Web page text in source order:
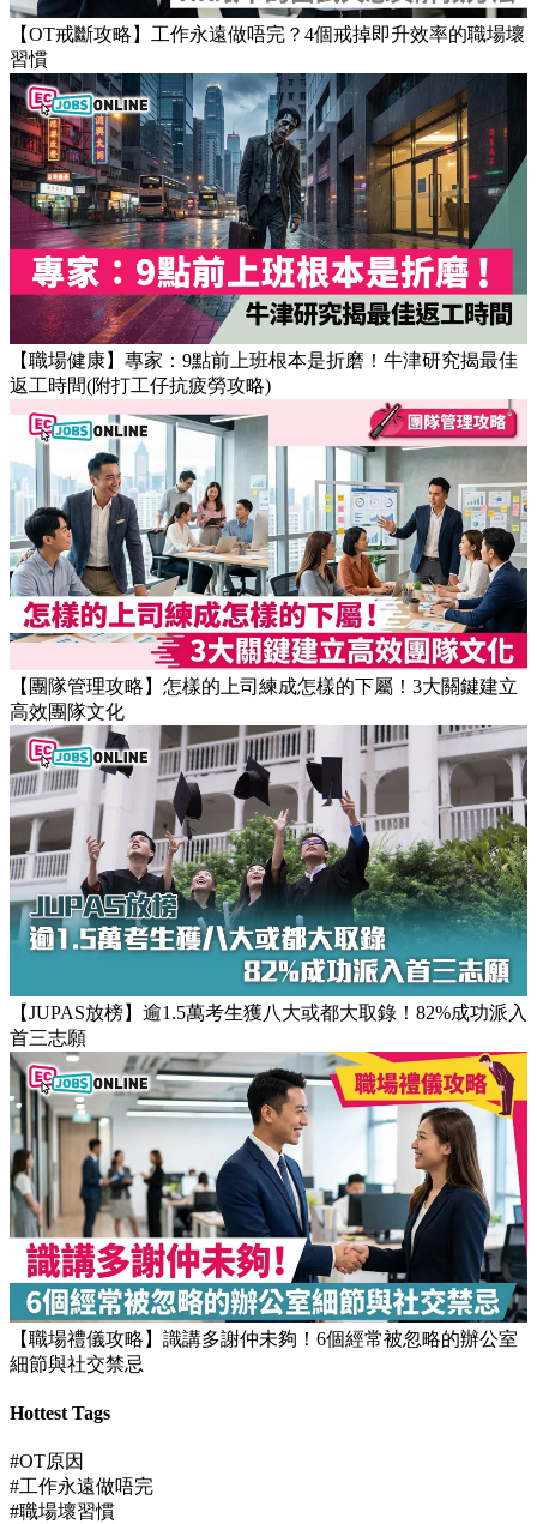
【OT戒斷攻略】工作永遠做唔完？4個戒掉即升效率的職場壞
習慣
【職場健康】專家：9點前上班根本是折磨！牛津研究揭最佳
返工時間(附打工仔抗疲勞攻略)
【團隊管理攻略】怎樣的上司練成怎樣的下屬！3大關鍵建立
高效團隊文化
【JUPAS放榜】逾1.5萬考生獲八大或都大取錄！82%成功派入
首三志願
【職場禮儀攻略】識講多謝仲未夠！6個經常被忽略的辦公室
細節與社交禁忌
Hottest Tags
#OT原因
#工作永遠做唔完
#職場壞習慣